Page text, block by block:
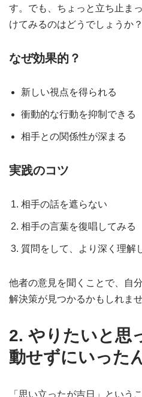
す。でも、ちょっと立ち止ま
けてみるのはどうでしょうか？
なぜ効果的？
新しい視点を得られる
衝動的な行動を抑制できる
相手との関係性が深まる
実践のコツ
相手の話を遮らない
相手の言葉を復唱してみる
質問をして、より深く理解
他者の意見を聞くことで、自
解決策が見つかるかもしれませ
2. やりたいと思
動せずにいった
「思い立ったが吉日」という